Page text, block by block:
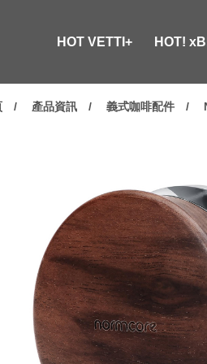
HOT VETTI+ HOT!
產品資訊 義式咖啡配件